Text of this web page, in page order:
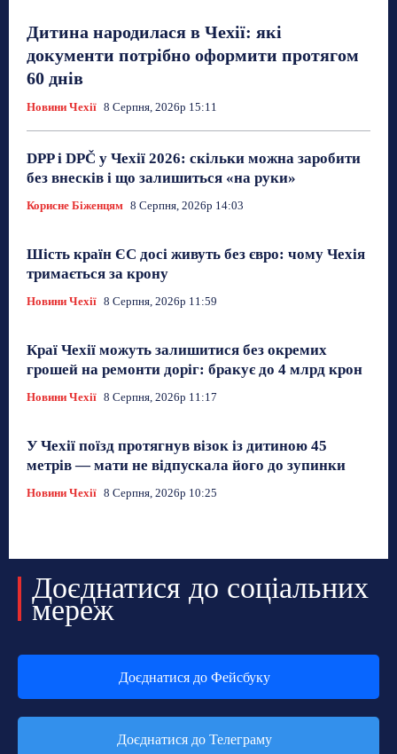
Дитина народилася в Чехії: які
документи потрібно оформити протягом
60 днів
Новини Чехії 8 Серпня, 2026р 15:11
DPP і DPČ у Чехії 2026: скільки можна заробити
без внесків і що залишиться «на руки»
Корисне Біженцям 8 Серпня, 2026р 14:03
Шість країн ЄС досі живуть без євро: чому Чехія
тримається за крону
Новини Чехії 8 Серпня, 2026р 11:59
Краї Чехії можуть залишитися без окремих
грошей на ремонти доріг: бракує до 4 млрд крон
Новини Чехії 8 Серпня, 2026р 11:17
У Чехії поїзд протягнув візок із дитиною 45
метрів — мати не відпускала його до зупинки
Новини Чехії 8 Серпня, 2026р 10:25
Доєднатися до соціальних
мереж
Доєднатися до Фейсбуку
Доєднатися до Телеграму